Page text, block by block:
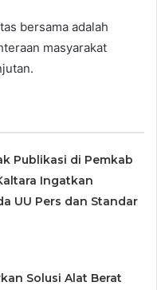
bersama adalah
masyarakat
Publikasi di Pemkab
Ingatkan
UU Pers dan Standar
Solusi Alat Berat